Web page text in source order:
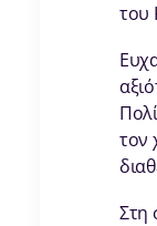
του
τον
Στη